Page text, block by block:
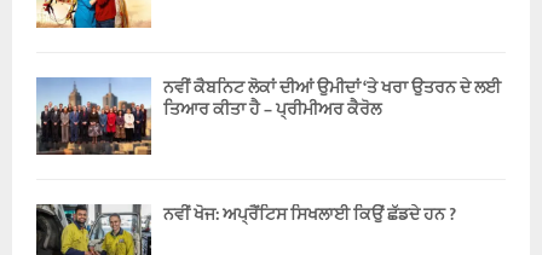
ਨਵੀਂ ਕੈਬਨਿਟ ਲੋਕਾਂ ਦੀਆਂ ਉਮੀਦਾਂ ‘ਤੇ ਖਰਾ ਉਤਰਨ ਦੇ ਲਈ
ਤਿਆਰ ਕੀਤਾ ਹੈ – ਪ੍ਰੀਮੀਅਰ ਕੈਰੋਲ
ਨਵੀਂ ਖੋਜ: ਅਪ੍ਰੈਂਟਿਸ ਸਿਖਲਾਈ ਕਿਉਂ ਛੱਡਦੇ ਹਨ ?